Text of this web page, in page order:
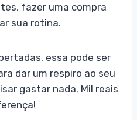
fazer uma compra
sua rotina.
essa pode ser
dar um respiro ao seu
gastar nada. Mil reais